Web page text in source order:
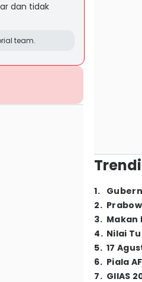
dan tidak
team.
1.
2.
3. Makan
4. Nilai
5. 17
6. Piala
7. GIIAS